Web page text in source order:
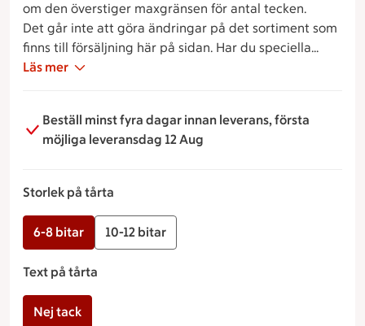
om den överstiger maxgränsen för antal tecken.
Det går inte att göra ändringar på det sortiment som
finns till försäljning här på sidan. Har du speciella
önskemål är du välkommen att kontakta vår
Läs mer
Beställ minst fyra dagar innan leverans, första
möjliga leveransdag 12 Aug
Storlek på tårta
6-8 bitar 10-12 bitar
Text på tårta
Nej tack